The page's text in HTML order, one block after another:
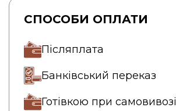
СПОСОБИ ОПЛАТИ
Післяплата
Банківський переказ
Готівкою при самовивозі